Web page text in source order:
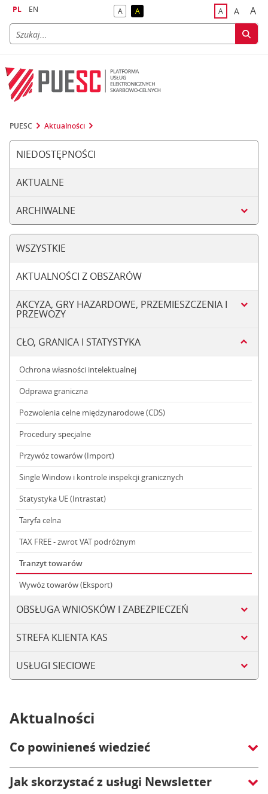
PL EN Akontrast domyślny
Akontrast żółty tekst na czarnym tle
Adomyślna
A A
PUESC Aktualności
NIEDOSTĘPNOŚCI
AKTUALNE
ARCHIWALNE
WSZYSTKIE
AKTUALNOŚCI Z OBSZARÓW
AKCYZA, GRY HAZARDOWE, PRZEMIESZCZENIA I
PRZEWOZY
CŁO, GRANICA I STATYSTYKA
Ochrona własności intelektualnej
Odprawa graniczna
Pozwolenia celne międzynarodowe (CDS)
Procedury specjalne
Przywóz towarów (Import)
Single Window i kontrole inspekcji granicznych
Statystyka UE (Intrastat)
Taryfa celna
TAX FREE - zwrot VAT podróżnym
Tranzyt towarów
Wywóz towarów (Eksport)
OBSŁUGA WNIOSKÓW I ZABEZPIECZEŃ
STREFA KLIENTA KAS
USŁUGI SIECIOWE
Aktualności
Co powinieneś wiedzieć
Jak skorzystać z usługi Newsletter